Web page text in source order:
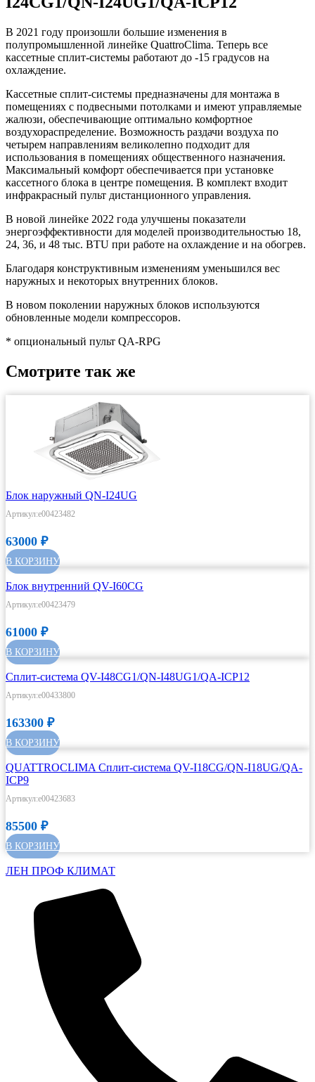
В 2021 году произошли большие изменения в
полупромышленной линейке QuattroClima. Теперь все
кассетные сплит-системы работают до -15 градусов на
охлаждение.
Кассетные сплит-системы предназначены для монтажа в
помещениях с подвесными потолками и имеют управляемые
жалюзи, обеспечивающие оптимально комфортное
воздухораспределение. Возможность раздачи воздуха по
четырем направлениям великолепно подходит для
использования в помещениях общественного назначения.
Максимальный комфорт обеспечивается при установке
кассетного блока в центре помещения. В комплект входит
инфракрасный пульт дистанционного управления.
В новой линейке 2022 года улучшены показатели
энергоэффективности для моделей производительностью 18,
24, 36, и 48 тыс. BTU при работе на охлаждение и на обогрев.
Благодаря конструктивным изменениям уменьшился вес
наружных и некоторых внутренних блоков.
В новом поколении наружных блоков используются
обновленные модели компрессоров.
* опциональный пульт QA-RPG
Смотрите так же
Блок наружный QN-I24UG
Артикул:e00423482
63000 ₽
В КОРЗИНУ
Блок внутренний QV-I60CG
Артикул:e00423479
61000 ₽
В КОРЗИНУ
Сплит-система QV-I48CG1/QN-I48UG1/QA-ICP12
Артикул:e00433800
163300 ₽
В КОРЗИНУ
QUATTROCLIMA Сплит-система QV-I18CG/QN-I18UG/QA-
ICP9
Артикул:e00423683
85500 ₽
В КОРЗИНУ
ЛЕН ПРОФ КЛИМАТ